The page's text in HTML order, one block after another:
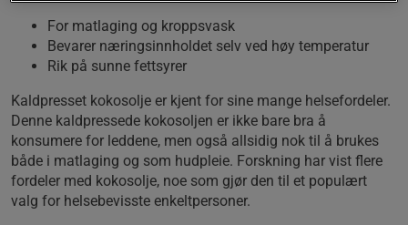
For matlaging og kroppsvask
Bevarer næringsinnholdet selv ved høy temperatur
Rik på sunne fettsyrer
Kaldpresset kokosolje er kjent for sine mange helsefordeler.
Denne kaldpressede kokosoljen er ikke bare bra å
konsumere for leddene, men også allsidig nok til å brukes
både i matlaging og som hudpleie. Forskning har vist flere
fordeler med kokosolje, noe som gjør den til et populært
valg for helsebevisste enkeltpersoner.